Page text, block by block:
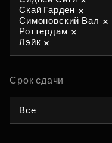
Скай Гарден
Симоновский Вал
Роттердам
Лэйк
Срок сдачи
Все